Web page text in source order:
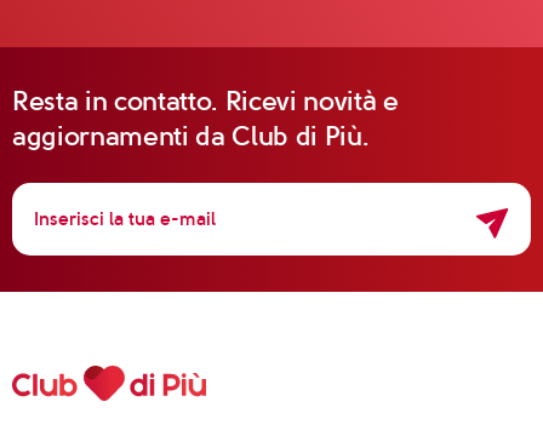
Resta in contatto. Ricevi novità e
aggiornamenti da Club di Più.